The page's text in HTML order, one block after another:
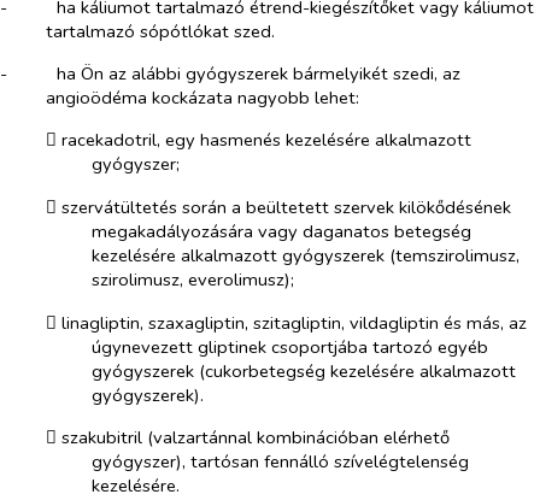
-​
ha káliumot tartalmazó étrend-kiegészítőket vagy káliumot
tartalmazó sópótlókat szed.
-​
ha Ön az alábbi gyógyszerek bármelyikét szedi, az
angioödéma kockázata nagyobb lehet:
​ racekadotril, egy hasmenés kezelésére alkalmazott
gyógyszer;
​ szervátültetés során a beültetett szervek kilökődésének
megakadályozására vagy daganatos betegség
kezelésére alkalmazott gyógyszerek (temszirolimusz,
szirolimusz, everolimusz);
​ linagliptin, szaxagliptin, szitagliptin, vildagliptin és más, az
úgynevezett gliptinek csoportjába tartozó egyéb
gyógyszerek (cukorbetegség kezelésére alkalmazott
gyógyszerek).
​ szakubitril (valzartánnal kombinációban elérhető
gyógyszer), tartósan fennálló szívelégtelenség
kezelésére.